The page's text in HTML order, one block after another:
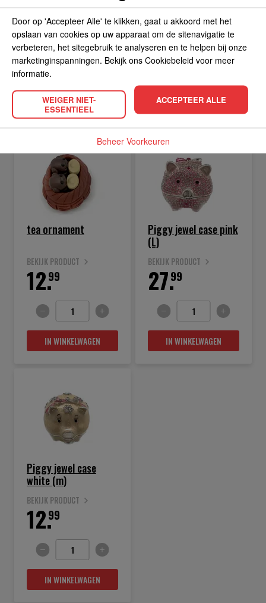
BEKIJK PRODUCT
99
10.
IN WINKELWAGEN
BEKIJK PRODUCT
99
14.
IN WINKELWAGEN
tea ornament
BEKIJK PRODUCT
99
12.
IN WINKELWAGEN
Piggy jewel case pink
(L)
BEKIJK PRODUCT
99
27.
IN WINKELWAGEN
Piggy jewel case
white (m)
BEKIJK PRODUCT
99
12.
IN WINKELWAGEN
Door op 'Accepteer Alle' te klikken, gaat u akkoord met het
opslaan van cookies op uw apparaat om de sitenavigatie te
verbeteren, het sitegebruik te analyseren en te helpen bij onze
marketinginspanningen. Bekijk ons Cookiebeleid voor meer
informatie.
WEIGER NIET-
ESSENTIEEL
ACCEPTEER ALLE
Beheer Voorkeuren